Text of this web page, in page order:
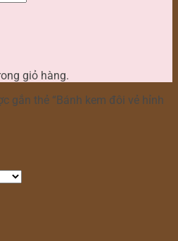
giỏ hàng.
gắn thẻ “Bánh kem đôi vẻ hỉnh